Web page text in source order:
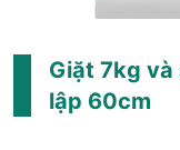
Giặt 7kg
lập 60cm